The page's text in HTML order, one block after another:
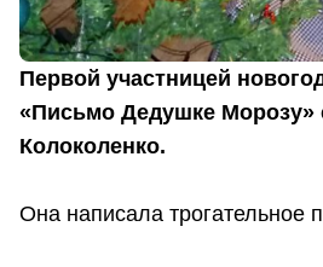
Первой участницей
«Письмо Дедушке Морозу»
Колоколенко.
Она написала трогательное